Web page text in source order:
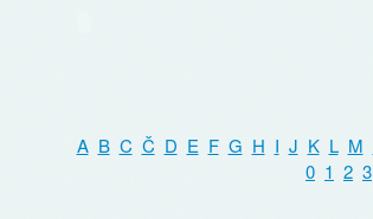
A B C Č D E F G H I J K L M
0 1 2 3